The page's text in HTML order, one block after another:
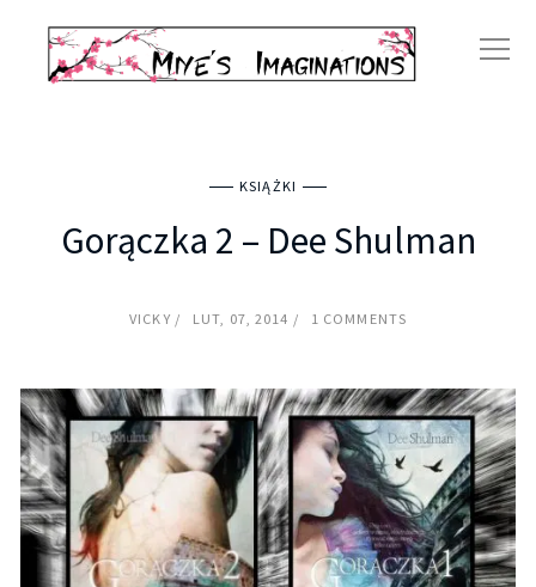
KSIĄŻKI
Gorączka 2 – Dee Shulman
VICKY LUT, 07, 2014 1 COMMENTS